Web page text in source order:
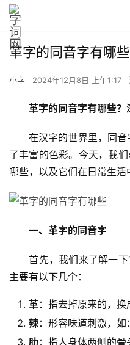
革字的同音字有哪些
小字 2024年12月8日 上午1:17
革字的同音字有哪些
在汉字的世界里，同音
了丰富的色彩。今天，我
哪些，以及它们在日常生活
一、革字的同音字
首先，我们来了解一下“
主要有以下几个：
革：指去掉原来的，换
辣：形容味道刺激，如
肋 ：指人身体两侧的骨